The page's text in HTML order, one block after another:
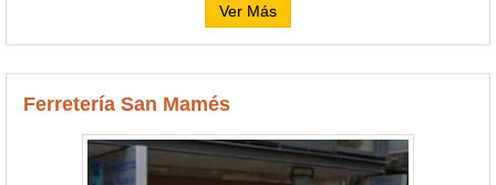
Ver Más
Ferretería San Mamés